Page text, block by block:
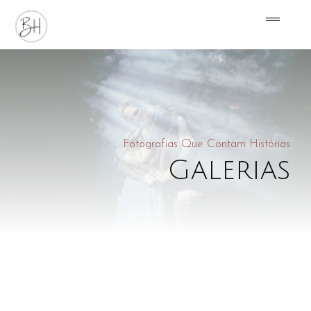
Fotografias Que Contam Histórias
Galerias